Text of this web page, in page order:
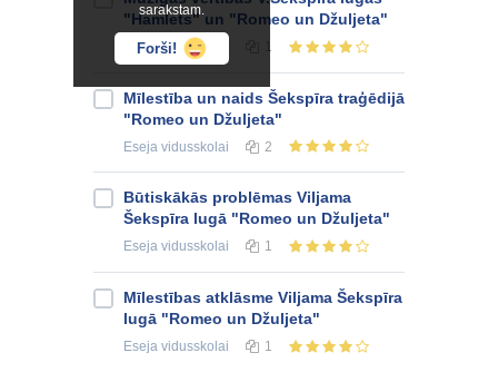
sarakstam.
Forši!
"Hamlets" un "Romeo un Džuljeta"
Esejavidusskolai 1
Mīlestība un naids Šekspīra traģēdijā
"Romeo un Džuljeta"
Eseja vidusskolai 2
Būtiskākās problēmas Viljama
Šekspīra lugā "Romeo un Džuljeta"
Eseja vidusskolai 1
Mīlestības atklāsme Viljama Šekspīra
lugā "Romeo un Džuljeta"
Eseja vidusskolai 1